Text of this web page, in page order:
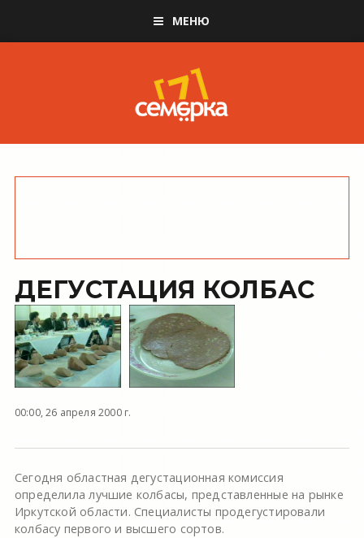
МЕНЮ
ДЕГУСТАЦИЯ КОЛБАС
00:00, 26 апреля 2000 г.
Сегодня областная дегустационная комиссия
определила лучшие колбасы, представленные на рынке
Иркутской области. Специалисты продегустировали
колбасу первого и высшего сортов.